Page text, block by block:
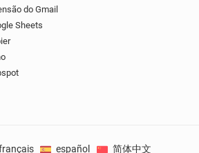
do Gmail
Sheets
español 简体中文